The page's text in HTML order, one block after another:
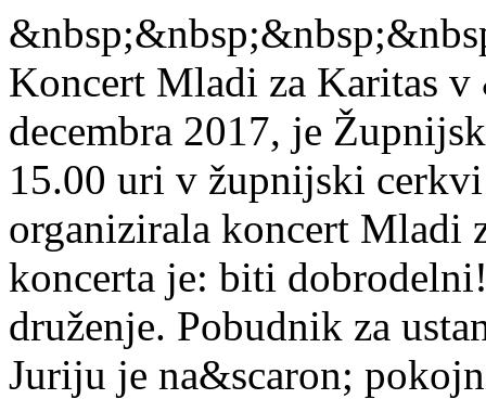
Koncert Mladi za Karitas
decembra 2017, je
15.00 uri v župnijski
organizirala koncert Mladi
koncerta je: biti
druženje. Pobudnik za
Juriju je na&scaron;